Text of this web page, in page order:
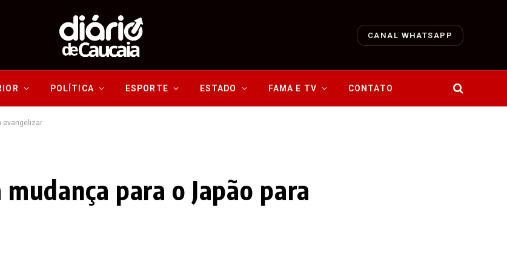
CANAL WHATSAPP
POLÍTICA ESPORTE ESTADO FAMA E TV CONTATO
evangelizar
para o Japão para